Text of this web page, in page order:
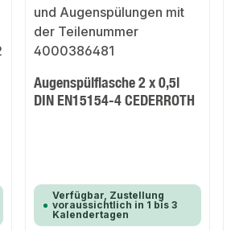
Augenspülflasche 2 x 0,5l
DIN EN15154-4 CEDERROTH
Verfügbar, Zustellung
voraussichtlich in 1 bis 3
Kalendertagen